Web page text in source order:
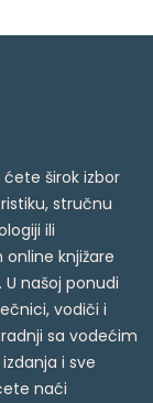
širok izbor
stručnu
ili
knjižare
našoj ponudi
vodiči i
sa vodećim
i sve
naći